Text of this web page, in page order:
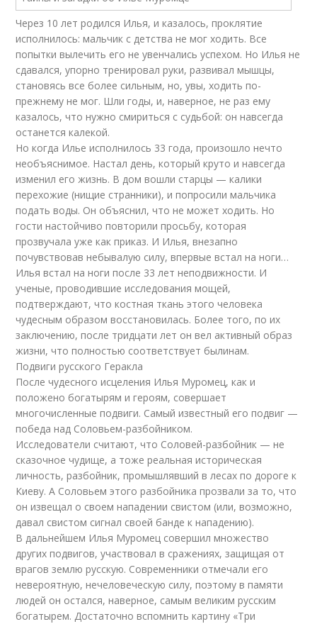
Через 10 лет родился Илья, и казалось, проклятие
исполнилось: мальчик с детства не мог ходить. Все
попытки вылечить его не увенчались успехом. Но Илья не
сдавался, упорно тренировал руки, развивал мышцы,
становясь все более сильным, но, увы, ходить по-
прежнему не мог. Шли годы, и, наверное, не раз ему
казалось, что нужно смириться с судьбой: он навсегда
останется калекой.
Но когда Илье исполнилось 33 года, произошло нечто
необъяснимое. Настал день, который круто и навсегда
изменил его жизнь. В дом вошли старцы — калики
перехожие (нищие странники), и попросили мальчика
подать воды. Он объяснил, что не может ходить. Но
гости настойчиво повторили просьбу, которая
прозвучала уже как приказ. И Илья, внезапно
почувствовав небывалую силу, впервые встал на ноги…
Илья встал на ноги после 33 лет неподвижности. И
ученые, проводившие исследования мощей,
подтверждают, что костная ткань этого человека
чудесным образом восстановилась. Более того, по их
заключению, после тридцати лет он вел активный образ
жизни, что полностью соответствует былинам.
Подвиги русского Геракла
После чудесного исцеления Илья Муромец, как и
положено богатырям и героям, совершает
многочисленные подвиги. Самый известный его подвиг —
победа над Соловьем-разбойником.
Исследователи считают, что Соловей-разбойник — не
сказочное чудище, а тоже реальная историческая
личность, разбойник, промышлявший в лесах по дороге к
Киеву. А Соловьем этого разбойника прозвали за то, что
он извещал о своем нападении свистом (или, возможно,
давал свистом сигнал своей банде к нападению).
В дальнейшем Илья Муромец совершил множество
других подвигов, участвовал в сражениях, защищая от
врагов землю русскую. Современники отмечали его
невероятную, нечеловеческую силу, поэтому в памяти
людей он остался, наверное, самым великим русским
богатырем. Достаточно вспомнить картину «Три